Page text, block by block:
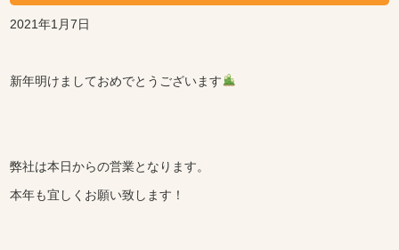
2021年1月7日
新年明けましておめでとうございます
弊社は本日からの営業となります。
本年も宜しくお願い致します！